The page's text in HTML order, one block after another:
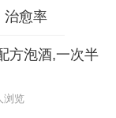
治愈率
方泡酒,一次半
浏览